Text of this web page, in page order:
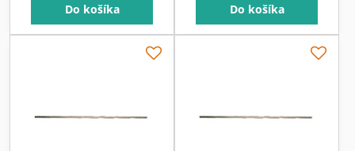
Do košíka Do košíka